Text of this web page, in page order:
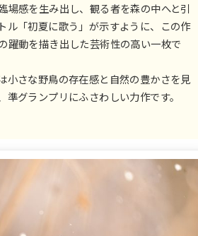
場感を生み出し、観る者を森の中へと引
ル「初夏に歌う」が示すように、この作
躍動を描き出した芸術性の高い一枚で
小さな野鳥の存在感と自然の豊かさを見
準グランプリにふさわしい力作です。